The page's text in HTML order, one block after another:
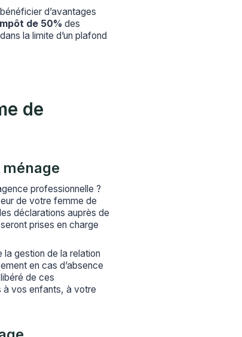
d’avantages
de 50% des
la limite d’un plafond
de
professionnelle ?
de votre femme de
déclarations auprès de
prises en charge
la gestion de la relation
en cas d’absence
de ces
à vos enfants, à votre